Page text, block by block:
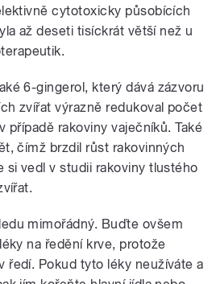
cytotoxicky působících
až deseti tisíckrát větší než u
6-gingerol, který dává zázvoru
zvířat výrazně redukoval počet
případě rakoviny vaječníků. Také
čímž brzdil růst rakovinných
si vedl v studii rakoviny tlustého
mimořádný. Buďte ovšem
na ředění krve, protože
ředí. Pokud tyto léky neužíváte a